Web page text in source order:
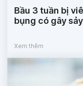
Bầu 3 tuần bị
bụng có gây
Xem thêm